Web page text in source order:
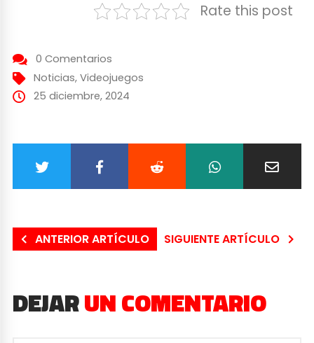
Rate this post
0 Comentarios
Noticias, Videojuegos
25 diciembre, 2024
ANTERIOR ARTÍCULO SIGUIENTE ARTÍCULO
DEJARUN COMENTARIO